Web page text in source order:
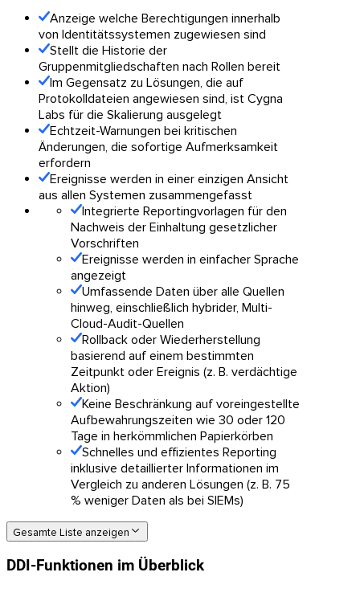
Anzeige welche Berechtigungen innerhalb
von Identitätssystemen zugewiesen sind
Stellt die Historie der
Gruppenmitgliedschaften nach Rollen bereit
Im Gegensatz zu Lösungen, die auf
Protokolldateien angewiesen sind, ist Cygna
Labs für die Skalierung ausgelegt
Echtzeit-Warnungen bei kritischen
Änderungen, die sofortige Aufmerksamkeit
erfordern
Ereignisse werden in einer einzigen Ansicht
aus allen Systemen zusammengefasst
Integrierte Reportingvorlagen für den
Nachweis der Einhaltung gesetzlicher
Vorschriften
Ereignisse werden in einfacher Sprache
angezeigt
Umfassende Daten über alle Quellen
hinweg, einschließlich hybrider, Multi-
Cloud-Audit-Quellen
Rollback oder Wiederherstellung
basierend auf einem bestimmten
Zeitpunkt oder Ereignis (z. B. verdächtige
Aktion)
Keine Beschränkung auf voreingestellte
Aufbewahrungszeiten wie 30 oder 120
Tage in herkömmlichen Papierkörben
Schnelles und effizientes Reporting
inklusive detaillierter Informationen im
Vergleich zu anderen Lösungen (z. B. 75
% weniger Daten als bei SIEMs)
Gesamte Liste anzeigen
DDI-Funktionen im Überblick